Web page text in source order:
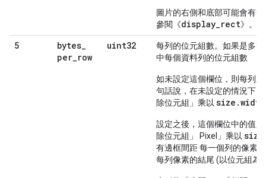
圖片的右側和底部可能會有
參閱《display_rect》。
5 bytes
per row
uint32
每列的位元組數。如果是多
中每個資料列的位元組數
如未設定這個欄位，則每列
句話說，在未設定的情況下
除位元組」乘以 size.width
設定之後，這個欄位中的值
除位元組」 Pixel」乘以
有邊框間距 每一個列的像素
每列像素的結尾 (以位元組為